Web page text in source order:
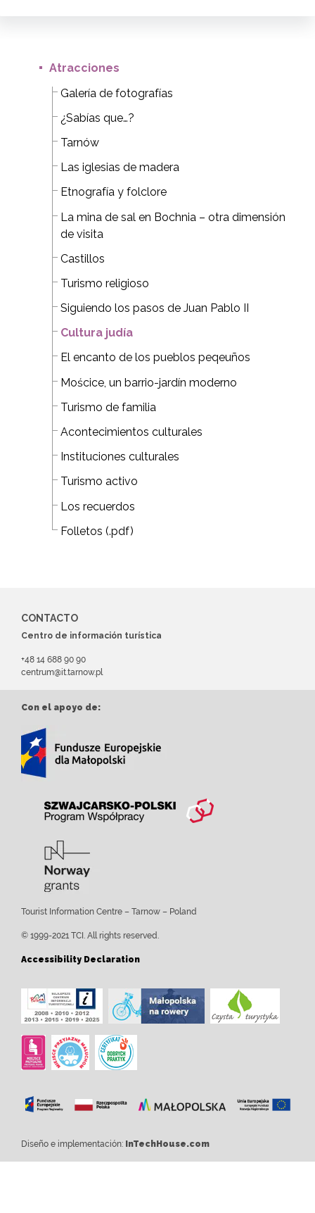
Atracciones
Galería de fotografías
¿Sabías que…?
Tarnów
Las iglesias de madera
Etnografía y folclore
La mina de sal en Bochnia – otra dimensión
de visita
Castillos
Turismo religioso
Siguiendo los pasos de Juan Pablo II
Cultura judía
El encanto de los pueblos peqeuños
Mościce, un barrio-jardín moderno
Turismo de familia
Acontecimientos culturales
Instituciones culturales
Turismo activo
Los recuerdos
Folletos (.pdf)
CONTACTO
Centro de información turística
+48 14 688 90 90
centrum@it.tarnow.pl
Con el apoyo de:
Tourist Information Centre – Tarnow – Poland
© 1999-2021 TCI. All rights reserved.
Accessibility Declaration
Diseño e implementación: InTechHouse.com